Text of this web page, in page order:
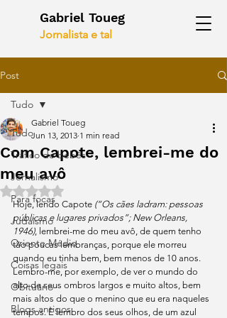
Gabriel Toueg
Jornalista e tal
Post
Tudo
Tráfico de bebês
Jornalismo
Para focas
Judaísmo
Oriente Médio
Coisas legais
Obituário
Blogs antigos
Tudo
Com Capote, lembrei-me do
meu avô
Gabriel Toueg
Jun 13, 2013 1 min read
Rated NaN out of 5 stars.
Hoje, lendo Capote (“Os cães ladram: pessoas
públicas e lugares privados”; New Orleans,
1946), lembrei-me do meu avô, de quem tenho
tão poucas lembranças, porque ele morreu
quando eu tinha bem, bem menos de 10 anos.
Lembro-me, por exemplo, de ver o mundo do
alto de seus ombros largos e muito altos, bem
mais altos do que o menino que eu era naqueles
tempos. E lembro dos seus olhos, de um azul